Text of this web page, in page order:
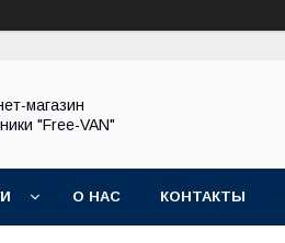
магазин
"Free-VAN"
О НАС КОНТАКТЫ